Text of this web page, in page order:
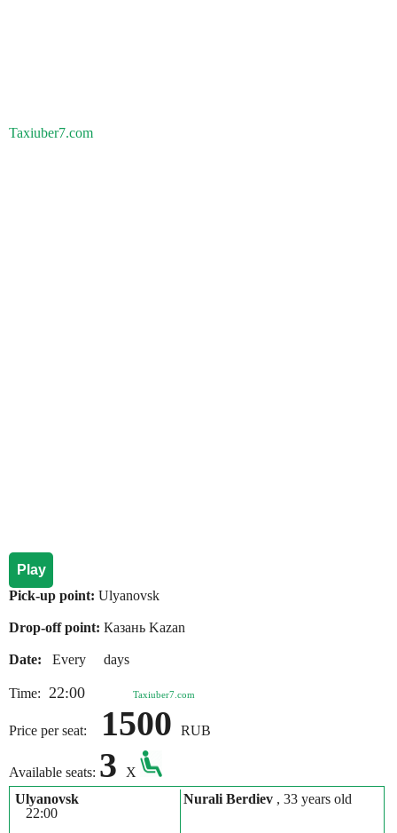
Taxiuber7.com
Play
Pick-up point: Ulyanovsk
Drop-off point: Казань Kazan
Date: Every days
Time: 22:00 Taxiuber7.com
Price per seat: 1500 RUB
Available seats: 3
X
Ulyanovsk
22:00
Nurali Berdiev , 33 years old